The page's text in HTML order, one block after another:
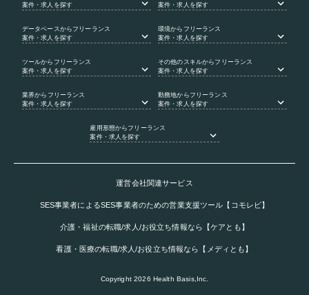
案件・求人を探す
案件・求人を探す
データベース からフリーランス
案件・求人を探す
環境からフリーランス
案件・求人を探す
ツールからフリーランス
案件・求人を探す
その他のスキルからフリーランス
案件・求人を探す
業界からフリーランス
案件・求人を探す
勤務地からフリーランス
案件・求人を探す
雇用形態からフリーランス
案件・求人を探す
運営会社関連サービス
SES事業者によるSES事業者のための営業支援ツール【コモレビ】
介護・福祉の転職/求人/お役立ち情報なら【ケアとも】
看護・医療の転職/求人/お役立ち情報なら【メディとも】
Copyright2026 Health Basis,Inc.